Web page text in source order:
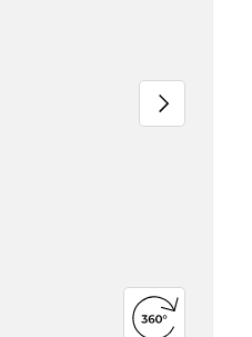
Næste
Åbn 360°-